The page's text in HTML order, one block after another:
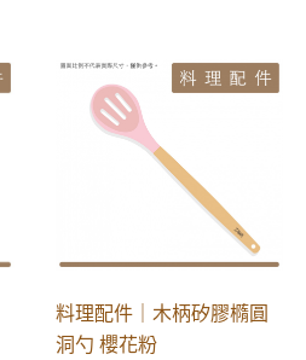
料理配件｜木柄矽膠橢圓
洞勺 櫻花粉